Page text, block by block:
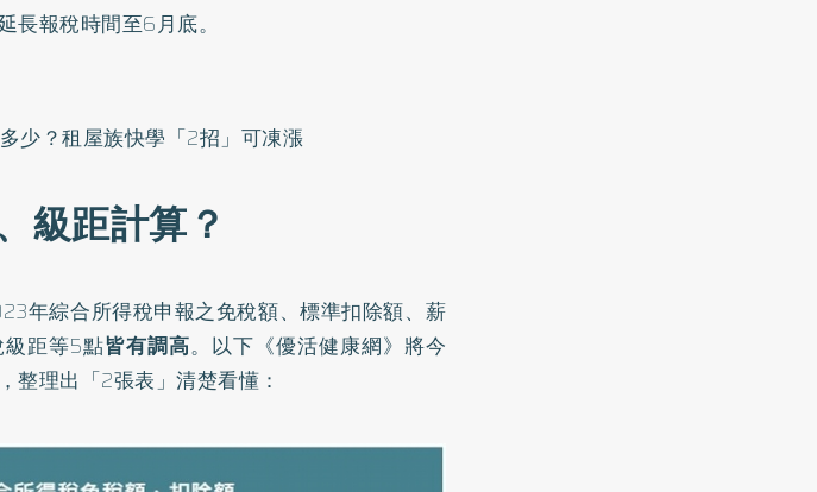
長報稅時間至6月底。
少？租屋族快學「2招」可凍漲
級距計算？
年綜合所得稅申報之免稅額、標準扣除額、薪
距等5點皆有調高。以下《優活健康網》將今
整理出「2張表」清楚看懂：